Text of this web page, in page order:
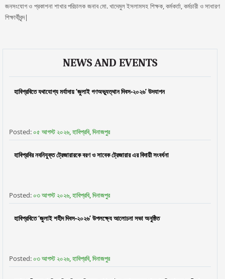
জনসংযোগ ও প্রকাশনা শাখার পরিচালক জনাব মো. খাদেমুল ইসলামসহ শিক্ষক, কর্মকর্তা, কর্মচারী ও সাধারণ
শিক্ষার্থীবৃন্দ|
NEWS AND EVENTS
হাবিপ্রবিতে যথাযোগ্য মর্যাদায় ‘জুলাই গণঅভ্যূত্থান দিবস-২০২৬’ উদযাপন
Posted: ০৫ আগস্ট ২০২৬, হাবিপ্রবি, দিনাজপুর
হাবিপ্রবির নবনিযুক্ত ট্রেজারারকে বরণ ও সাবেক ট্রেজারার এর বিদায়ী সংবর্ধনা
Posted: ০৩ আগস্ট ২০২৬, হাবিপ্রবি, দিনাজপুর
হাবিপ্রবিতে ‘জুলাই শহীদ দিবস-২০২৬’ উপলক্ষ্যে আলোচনা সভা অনুষ্ঠিত
Posted: ০৩ আগস্ট ২০২৬, হাবিপ্রবি, দিনাজপুর